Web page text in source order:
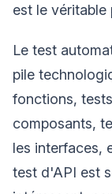
est le
Le test
pile
fonctions,
composants,
les interfaces,
test d'API est